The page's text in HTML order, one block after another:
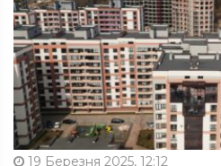
19 Березня 2025, 12:12